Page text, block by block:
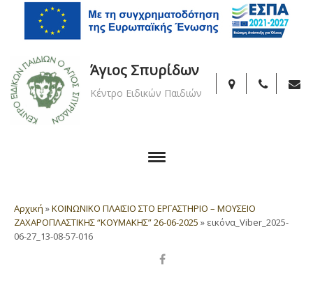
Άγιος Σπυρίδων
Κέντρο Ειδικών Παιδιών
Αρχική »ΚΟΙΝΩΝΙΚΟ ΠΛΑΙΣΙΟ ΣΤΟ ΕΡΓΑΣΤΗΡΙΟ – ΜΟΥΣΕΙΟ
ΖΑΧΑΡΟΠΛΑΣΤΙΚΗΣ “ΚΟΥΜΑΚΗΣ” 26-06-2025 » εικόνα_Viber_2025-
06-27_13-08-57-016